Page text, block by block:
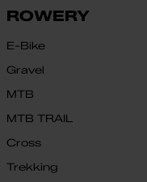
ROWERY
E-Bike
Gravel
MTB
MTB TRAIL
Cross
Trekking